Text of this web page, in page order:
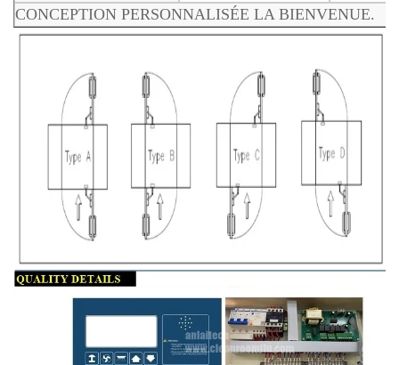
CONCEPTION PERSONNALISÉE LA BIENVENUE.